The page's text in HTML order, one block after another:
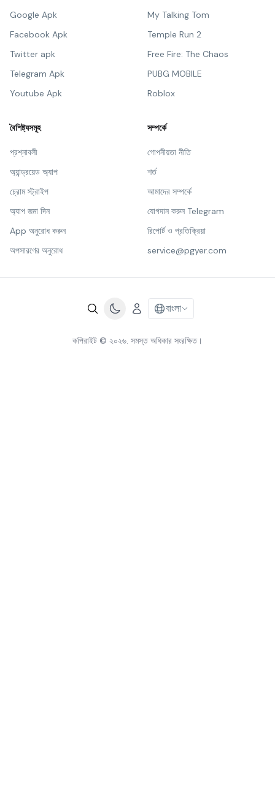
Google Apk
Facebook Apk
Twitter apk
Telegram Apk
Youtube Apk
My Talking Tom
Temple Run 2
Free Fire: The Chaos
PUBG MOBILE
Roblox
বৈশিষ্ট্যসমূহ
প্রশ্নাবলী
অ্যান্ড্রয়েড অ্যাপ
চ্রোম স্ট্রাইপ
অ্যাপ জমা দিন
App অনুরোধ করুন
অপসারণের অনুরোধ
সম্পর্কে
গোপনীয়তা নীতি
শর্ত
আমাদের সম্পর্কে
যোগদান করুন Telegram
রিপোর্ট ও প্রতিক্রিয়া
service@pgyer.com
বাংলা
কপিরাইট © ২০২৬. সমস্ত অধিকার সংরক্ষিত।